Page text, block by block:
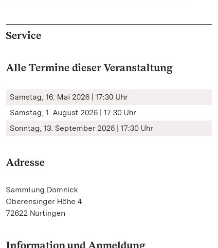
Service
Alle Termine dieser Veranstaltung
Samstag, 16. Mai 2026 | 17:30 Uhr
Samstag, 1. August 2026 | 17:30 Uhr
Sonntag, 13. September 2026 | 17:30 Uhr
Adresse
Sammlung Domnick
Oberensinger Höhe 4
72622 Nürtingen
Information und Anmeldung